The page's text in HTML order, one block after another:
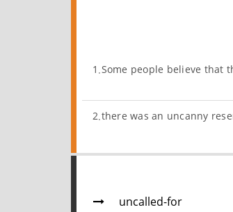
1.Some people believe that
2.there was an uncanny
uncalled-for